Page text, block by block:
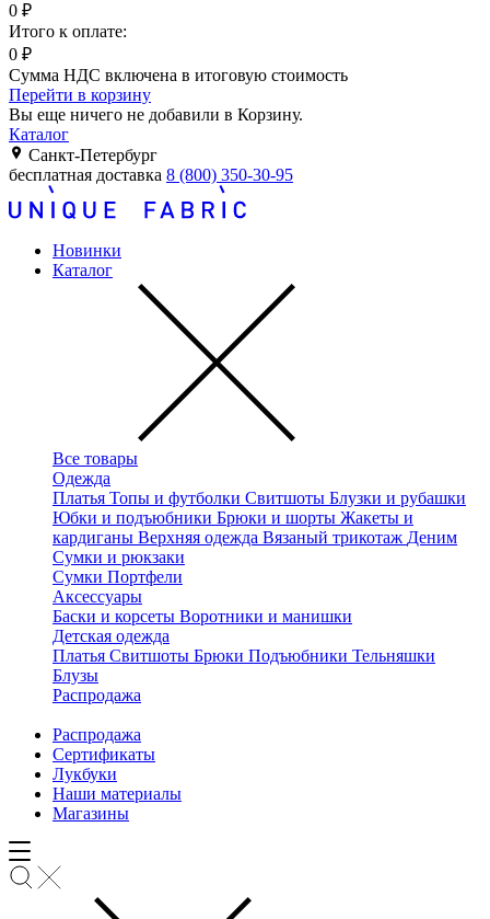
0 ₽
Итого к оплате:
0 ₽
Сумма НДС включена в итоговую стоимость
Перейти в корзину
Вы еще ничего не добавили в Корзину.
Каталог
Санкт-Петербург
бесплатная доставка 8 (800) 350-30-95
Новинки
Каталог
Все товары
Одежда
Платья Топы и футболки Свитшоты Блузки и рубашки
Юбки и подъюбники Брюки и шорты Жакеты и
кардиганы Верхняя одежда Вязаный трикотаж Деним
Сумки и рюкзаки
Сумки Портфели
Аксессуары
Баски и корсеты Воротники и манишки
Детская одежда
Платья Свитшоты Брюки Подъюбники Тельняшки
Блузы
Распродажа
Распродажа
Сертификаты
Лукбуки
Наши материалы
Магазины